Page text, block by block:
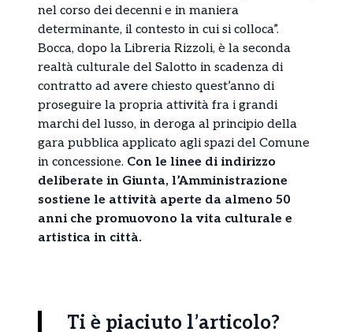
nel corso dei decenni e in maniera
determinante, il contesto in cui si colloca”.
Bocca, dopo la Libreria Rizzoli, è la seconda
realtà culturale del Salotto in scadenza di
contratto ad avere chiesto quest’anno di
proseguire la propria attività fra i grandi
marchi del lusso, in deroga al principio della
gara pubblica applicato agli spazi del Comune
in concessione. Con le linee di indirizzo
deliberate in Giunta, l’Amministrazione
sostiene le attività aperte da almeno 50
anni che promuovono la vita culturale e
artistica in città.
Ti è piaciuto l’articolo?